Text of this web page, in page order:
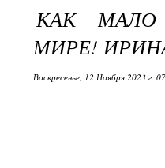
КАК
МИРЕ!
Воскресенье, 12 Ноября 2023 г.